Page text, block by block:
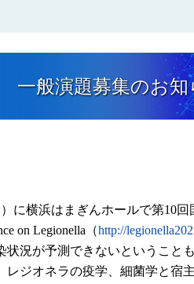
一般演題募集のお知
に横浜はまぎんホールで第10
on Legionella（http://
況が予測できないということ
ジオネラの疫学、細菌学と宿